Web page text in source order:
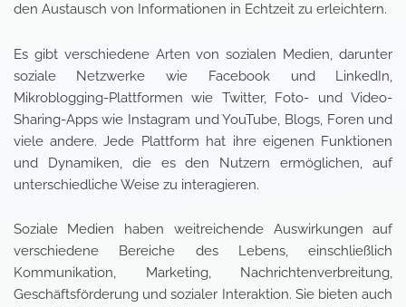
den Austausch von Informationen in Echtzeit zu erleichtern.
Es gibt verschiedene Arten von sozialen Medien, darunter
soziale Netzwerke wie Facebook und LinkedIn,
Mikroblogging-Plattformen wie Twitter, Foto- und Video-
Sharing-Apps wie Instagram und YouTube, Blogs, Foren und
viele andere. Jede Plattform hat ihre eigenen Funktionen
und Dynamiken, die es den Nutzern ermöglichen, auf
unterschiedliche Weise zu interagieren.
Soziale Medien haben weitreichende Auswirkungen auf
verschiedene Bereiche des Lebens, einschließlich
Kommunikation, Marketing, Nachrichtenverbreitung,
Geschäftsförderung und sozialer Interaktion. Sie bieten auch